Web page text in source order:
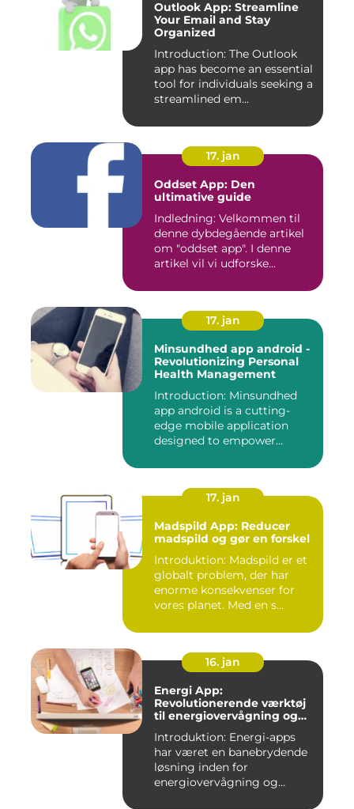
Outlook App: Streamline
Your Email and Stay
Organized
Introduction: The Outlook
app has become an essential
tool for individuals seeking a
streamlined em...
17. jan
Oddset App: Den
ultimative guide
Indledning: Velkommen til
denne dybdegående artikel
om "oddset app". I denne
artikel vil vi udforske...
17. jan
Minsundhed app android -
Revolutionizing Personal
Health Management
Introduction: Minsundhed
app android is a cutting-
edge mobile application
designed to empower
17. jan
Madspild App: Reducer
madspild og gør en forskel
Introduktion: Madspild er et
globalt problem, der har
enorme konsekvenser for
vores planet. Med en s...
16. jan
Energi App:
Revolutionerende værktøj
til energiovervågning og
Introduktion: Energi-apps
har været en banebrydende
løsning inden for
energiovervågning og